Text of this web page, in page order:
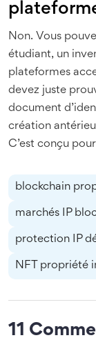
Non. Vous
étudiant, un
plateformes
devez juste
document
création
C’est conçu
blockchain
marchés IP
protection IP
NFT propriété
11